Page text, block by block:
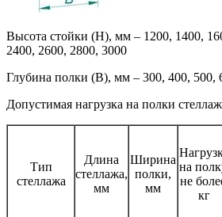
Высота стойки (H), мм – 1200, 1400,
2400, 2600, 2800, 3000
Глубина полки (B), мм – 300, 400, 500,
Допустимая нагрузка на полки
Тип
стеллажа
Длина
стеллажа,
мм
Ширина
полки,
мм
на
не
кг